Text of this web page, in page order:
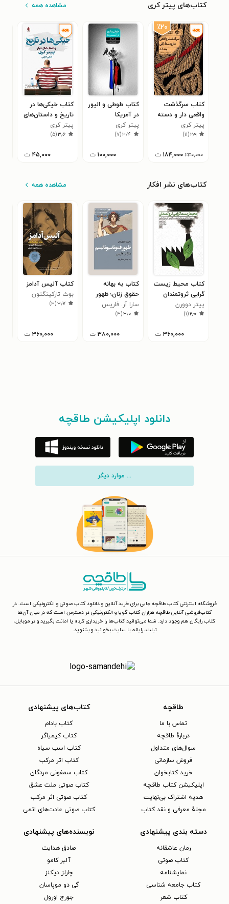
کتاب‌های پیتر کری مشاهده همه
٪۲۰
کتاب سرگذشت
واقعی دار و دسته
کلی
پیتر کری
۲٫۹(۱۱)
۲۳۰,۰۰۰ ۱۸۴,۰۰۰ ت
کتاب طوطی و الیور
در آمریکا
پیتر کری
۳٫۴(۷)
۱۰۰,۰۰۰ ت
کتاب خیکی‌ها در
تاریخ و داستان‌های
دیگر
پیتر کری
۳٫۶(۵)
۴۵,۰۰۰ ت
کتاب‌های نشر افکار مشاهده همه
کتاب محیط زیست
گرایی ثروتمندان
پیتر دوورن
۲٫۰(۱)
۳۶۰,۰۰۰ ت
کتاب به بهانه
حقوق زنان؛ ظهور
فموناسیونالیسم
سارا آر. فاریس
۳٫۰(۴)
۳۸۰,۰۰۰ ت
کتاب آلیس آدامز
بوث تارکینگتون
۳٫۷(۳)
۳۶۰,۰۰۰ ت
دانلود اپلیکیشن طاقچه
... موارد دیگر
فروشگاه اینترنتی کتاب طاقچه جایی برای خرید آنلاین و دانلود کتاب صوتی و الکترونیکی است. در
کتاب‌فروشی آنلاین طاقچه هزاران کتاب گویا و الکترونیکی در دسترس است که در میان آن‌ها
کتاب رایگان هم وجود دارد. شما می‌توانید کتاب‌ها را خریداری کرده یا امانت بگیرید و در موبایل،
تبلت، رایانه یا سایت بخوانید و بشنوید.
طاقچه
تماس با ما
دربارهٔ طاقچه
سوال‌های متداول
فروش سازمانی
خرید کتابخوان
اپلیکیشن کتاب طاقچه
هدیه اشتراک بی‌نهایت
مجلهٔ معرفی و نقد کتاب
کتاب‌های پیشنهادی
کتاب بادام
کتاب کیمیاگر
کتاب اسب سیاه
کتاب اثر مرکب
کتاب سمفونی مردگان
کتاب صوتی ملت عشق
کتاب صوتی اثر مرکب
کتاب صوتی عادت‌های اتمی
دسته بندی پیشنهادی
رمان عاشقانه
کتاب‌ صوتی
نمایشنامه
کتاب جامعه شناسی
کتاب شعر
نویسنده‌های پیشنهادی
صادق هدایت
آلبر کامو
چارلز دیکنز
گی دو موپاسان
جورج اورول